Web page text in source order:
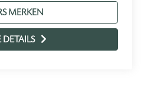
MERKEN
DETAILS